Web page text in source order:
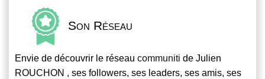
Son Réseau
Envie de découvrir le réseau communiti de Julien
ROUCHON , ses followers, ses leaders, ses amis, ses